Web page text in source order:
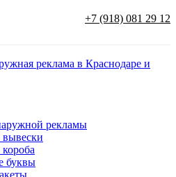
+7 (918) 081 29 12
рекламы
буквы